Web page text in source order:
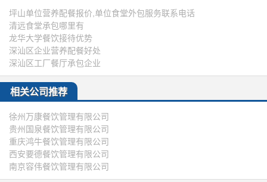
坪山单位营养配餐报价,单位食堂外包服务联系电话
清远食堂承包哪里有
龙华大学餐饮接待优势
深汕区企业营养配餐好处
深汕区工厂餐厅承包企业
相关公司推荐
徐州万康餐饮管理有限公司
贵州国泉餐饮管理有限公司
重庆鸿牛餐饮管理有限公司
西安要德餐饮管理有限公司
南京容伟餐饮管理有限公司